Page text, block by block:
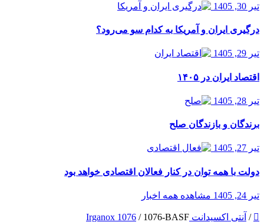
تیر 30, 1405
درگیری ایران و آمریکا به کدام سو می‌رود؟
تیر 29, 1405
اقتصاد ایران در ۱۴۰۵
تیر 28, 1405
برندگان و بازندگان صلح
تیر 27, 1405
دولت با همه توان در کنار فعالان اقتصادی خواهد بود
تیر 24, 1405 مشاهده همه اخبار
/ آنتی اکسیدانت Irganox 1076 / 1076-BASF